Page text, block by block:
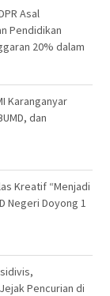
Asal
Pendidikan
20% dalam
Karanganyar
dan
Kreatif “Menjadi
Negeri Doyong 1
Pencurian di